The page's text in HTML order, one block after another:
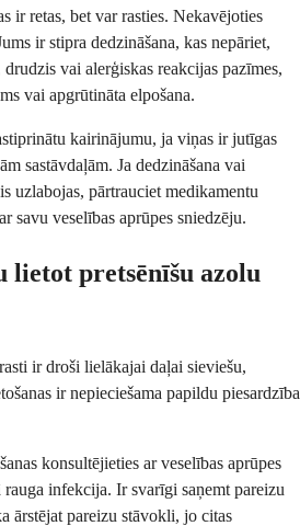
ir retas, bet var rasties. Nekavējoties
ir stipra dedzināšana, kas nepāriet,
drudzis vai alerģiskas reakcijas pazīmes,
vai apgrūtināta elpošana.
kairinājumu, ja viņas ir jutīgas
sastāvdaļām. Ja dedzināšana vai
uzlabojas, pārtrauciet medikamentu
savu veselības aprūpes sniedzēju.
lietot pretsēnīšu azolu
ir droši lielākajai daļai sieviešu,
ir nepieciešama papildu piesardzība
konsultējieties ar veselības aprūpes
infekcija. Ir svarīgi saņemt pareizu
ārstējat pareizu stāvokli, jo citas